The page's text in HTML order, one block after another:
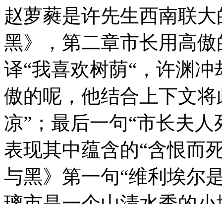
赵萝蕤是许先生西南联
黑》，第二章市长用高傲
译“我喜欢树荫“，许渊
傲的呢，他结合上下文
凉”；最后一句“市长夫
表现其中蕴含的“含恨而
与黑》第一句“维利埃尔